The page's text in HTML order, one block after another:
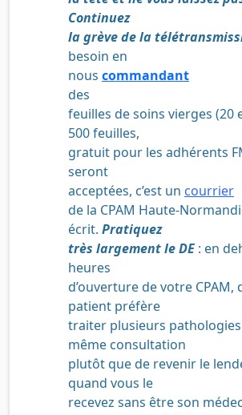
Continuez
la grève de la
besoin en
nous commandant
des
feuilles de soins vierges (20
500 feuilles,
gratuit pour les adhérents
seront
acceptées, c’est un courrier
de la CPAM Haute-
écrit. Pratiquez
très largement le DE : en
heures
d’ouverture de votre CPAM,
patient préfère
traiter plusieurs
même consultation
plutôt que de revenir le
quand vous le
recevez sans être son